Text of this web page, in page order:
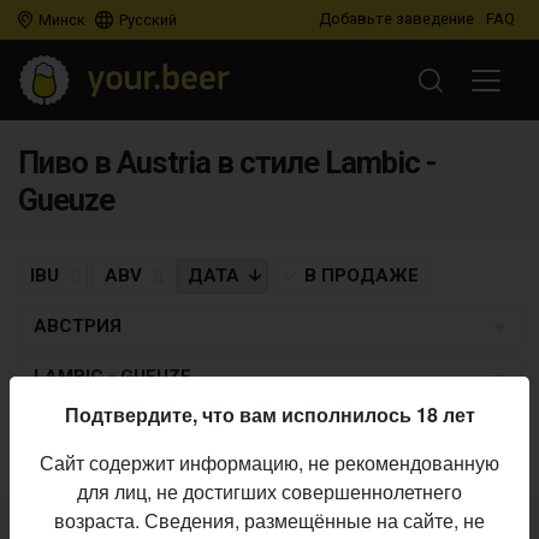
Минск Русский Добавьте заведение FAQ
Пиво в Austria в стиле Lambic -
Gueuze
IBU ABV ДАТА В ПРОДАЖЕ
АВСТРИЯ
LAMBIC - GUEUZE
Пиво по заданным критериям не найдено
Подтвердите, что вам исполнилось 18 лет
Сайт содержит информацию, не рекомендованную
для лиц, не достигших совершеннолетнего
возраста. Сведения, размещённые на сайте, не